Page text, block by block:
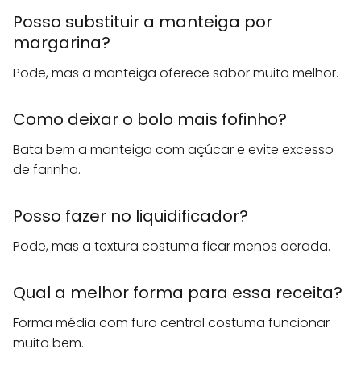
Posso substituir a manteiga por
margarina?
Pode, mas a manteiga oferece sabor muito melhor.
Como deixar o bolo mais fofinho?
Bata bem a manteiga com açúcar e evite excesso
de farinha.
Posso fazer no liquidificador?
Pode, mas a textura costuma ficar menos aerada.
Qual a melhor forma para essa receita?
Forma média com furo central costuma funcionar
muito bem.